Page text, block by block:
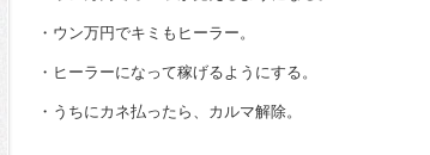
・ウン万円でキミもヒーラー。
・ヒーラーになって稼げるようにする。
・うちにカネ払ったら、カルマ解除。